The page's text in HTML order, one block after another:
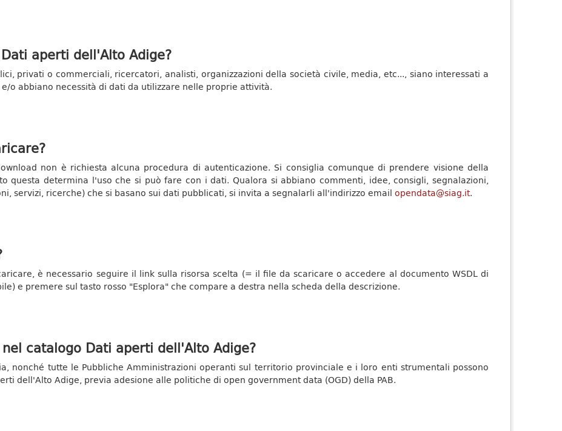
aperti dell'Alto Adige?
privati o commerciali, ricercatori, analisti, organizzazioni della società civile, media, etc..., siano interessati a
o abbiano necessità di dati da utilizzare nelle proprie attività.
non è richiesta alcuna procedura di autenticazione. Si consiglia comunque di prendere visione della
questa determina l'uso che si può fare con i dati. Qualora si abbiano commenti, idee, consigli, segnalazioni,
servizi, ricerche) che si basano sui dati pubblicati, si invita a segnalarli all'indirizzo email opendata@siag.it.
è necessario seguire il link sulla risorsa scelta (= il file da scaricare o accedere al documento WSDL di
e premere sul tasto rosso "Esplora" che compare a destra nella scheda della descrizione.
catalogo Dati aperti dell'Alto Adige?
nonché tutte le Pubbliche Amministrazioni operanti sul territorio provinciale e i loro enti strumentali possono
dell'Alto Adige, previa adesione alle politiche di open government data (OGD) della PAB.